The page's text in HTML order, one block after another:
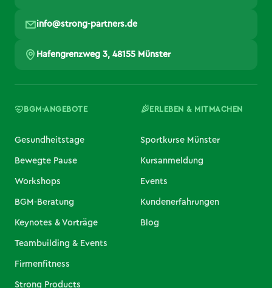
info@strong-partners.de
Hafengrenzweg 3, 48155 Münster
BGM-ANGEBOTE
Gesundheitstage
Bewegte Pause
Workshops
BGM-Beratung
Keynotes & Vorträge
Teambuilding & Events
Firmenfitness
Strong Products
ERLEBEN & MITMACHEN
Sportkurse Münster
Kursanmeldung
Events
Kundenerfahrungen
Blog